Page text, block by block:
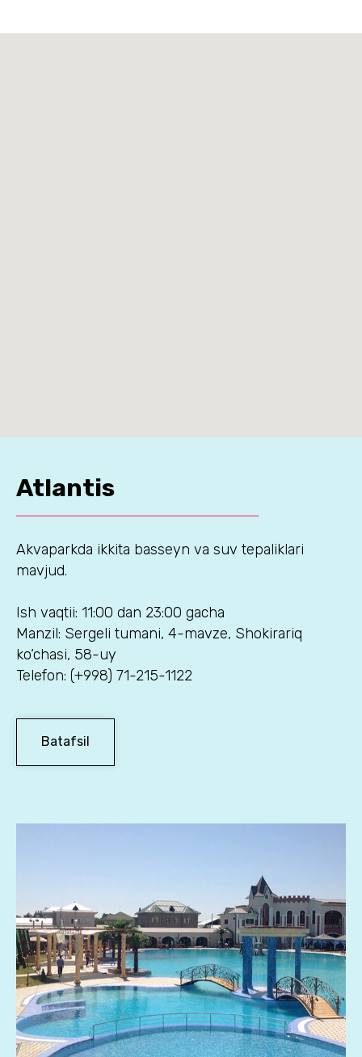
Atlantis
Akvaparkda ikkita basseyn va suv tepaliklari
mavjud.
Ish vaqtii: 11:00 dan 23:00 gacha
Manzil: Sergeli tumani, 4-mavze, Shokirariq
ko‘chasi, 58-uy
Telefon: (+998) 71-215-1122
Batafsil